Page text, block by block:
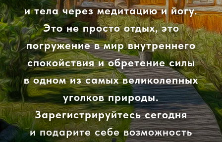
и тела через медитацию и йогу.
Это не просто отдых, это
погружение в мир внутреннего
спокойствия и обретение силы
в одном из самых великолепных
уголков природы.
Зарегистрируйтесь сегодня
и подарите себе возможность